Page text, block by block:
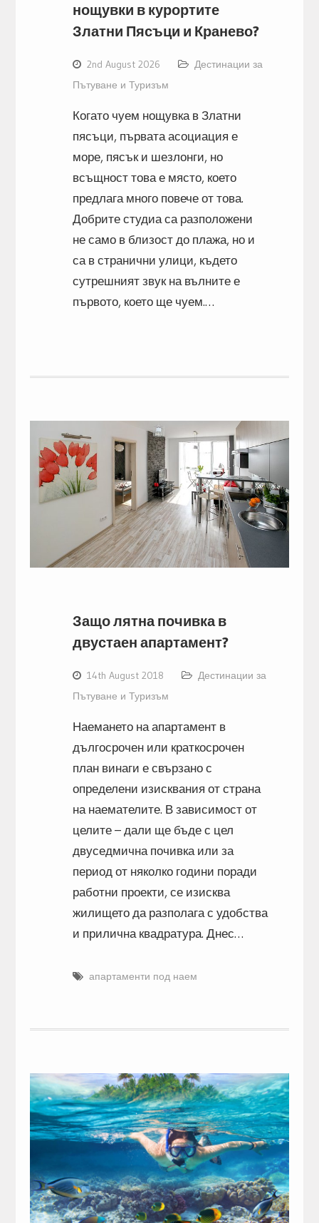
нощувки в курортите
Златни Пясъци и Кранево?
2nd August 2026
Дестинации за
Пътуване и Туризъм
Когато чуем нощувка в Златни
пясъци, първата асоциация е
море, пясък и шезлонги, но
всъщност това е място, което
предлага много повече от това.
Добрите студиа са разположени
не само в близост до плажа, но и
са в странични улици, където
сутрешният звук на вълните е
първото, което ще чуем.…
Защо лятна почивка в
двустаен апартамент?
14th August 2018
Дестинации за
Пътуване и Туризъм
Наемането на апартамент в
дългосрочен или краткосрочен
план винаги е свързано с
определени изисквания от страна
на наемателите. В зависимост от
целите – дали ще бъде с цел
двуседмична почивка или за
период от няколко години поради
работни проекти, се изисква
жилището да разполага с удобства
и прилична квадратура. Днес…
апартаменти под наем